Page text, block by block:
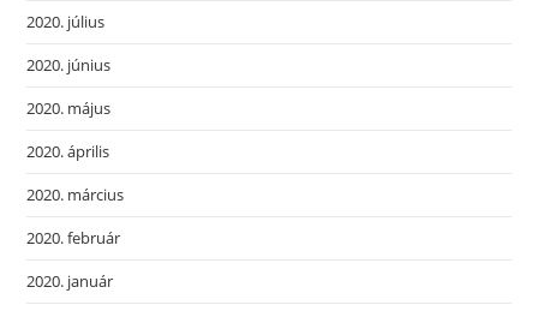
2020. július
2020. június
2020. május
2020. április
2020. március
2020. február
2020. január